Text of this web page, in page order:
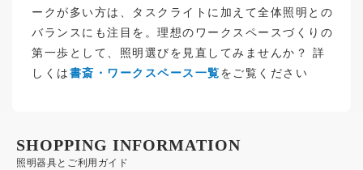
ークが多い方は、タスクライトに加えて全体照明との
バランスにも注目を。理想のワークスペースづくりの
第一歩として、照明選びを見直してみませんか？ 詳
しくは書斎・ワークスペース一覧をご覧ください
照明器具とご利用ガイド
SHOPPING INFORMATION